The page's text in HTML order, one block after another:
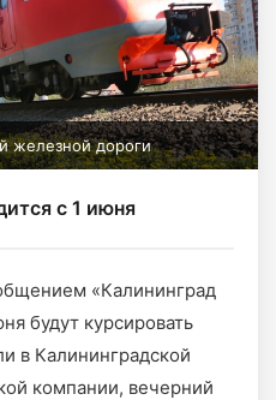
железной дороги
с 1 июня
«Калининград
будут курсировать
в Калининградской
компании, вечерний